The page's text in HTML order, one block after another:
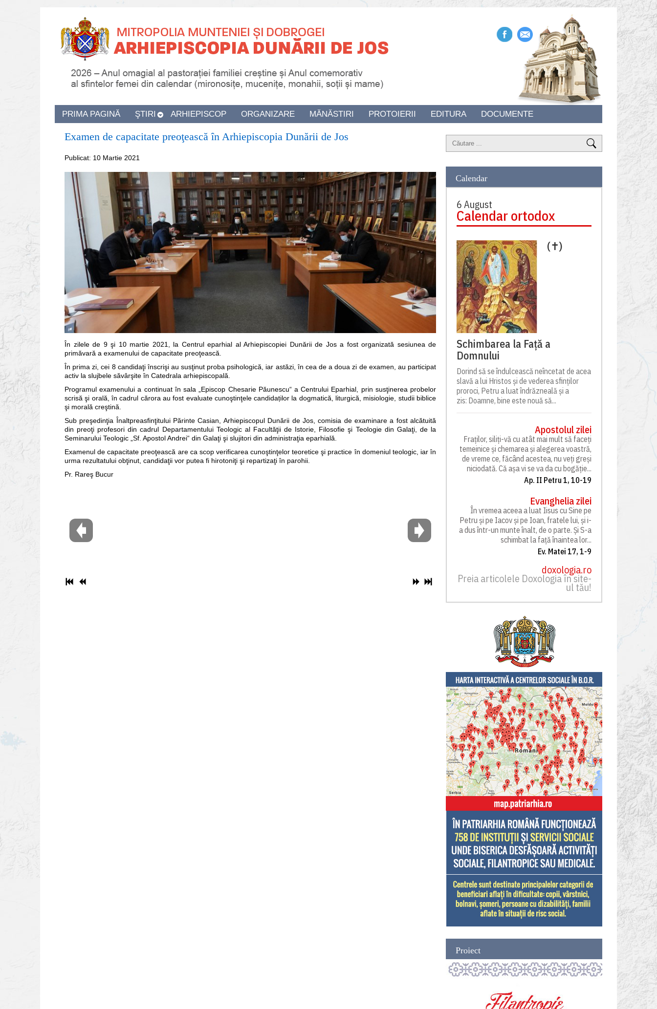
PRIMA PAGINĂ ŞTIRI ARHIEPISCOP ORGANIZARE MĂNĂSTIRI PROTOIERII EDITURA DOCUMENTE
Examen de capacitate preoţească în Arhiepiscopia Dunării de Jos
Publicat: 10 Martie 2021
În zilele de 9 şi 10 martie 2021, la Centrul eparhial al Arhiepiscopiei Dunării de Jos a fost organizată sesiunea de
primăvară a examenului de capacitate preoţească.
În prima zi, cei 8 candidaţi înscrişi au susţinut proba psihologică, iar astăzi, în cea de a doua zi de examen, au participat
activ la slujbele săvârşite în Catedrala arhiepiscopală.
Programul examenului a continuat în sala „Episcop Chesarie Păunescu“ a Centrului Eparhial, prin susţinerea probelor
scrisă şi orală, în cadrul cărora au fost evaluate cunoştinţele candidaților la dogmatică, liturgică, misiologie, studii biblice
şi morală creştină.
Sub preşedinţia Înaltpreasfinţitului Părinte Casian, Arhiepiscopul Dunării de Jos, comisia de examinare a fost alcătuită
din preoţi profesori din cadrul Departamentului Teologic al Facultăţii de Istorie, Filosofie şi Teologie din Galaţi, de la
Seminarului Teologic „Sf. Apostol Andrei“ din Galaţi şi slujitori din administraţia eparhială.
Examenul de capacitate preoţească are ca scop verificarea cunoştinţelor teoretice şi practice în domeniul teologic, iar în
urma rezultatului obţinut, candidaţii vor putea fi hirotoniţi şi repartizaţi în parohii.
Pr. Rareş Bucur
Calendar
6 August
Calendar ortodox
(✝)
Schimbarea la Față a
Domnului
Dorind să se îndulcească neîncetat de acea
slavă a lui Hristos și de vederea sfinților
proroci, Petru a luat îndrăzneală și a
zis: Doamne, bine este nouă să...
Apostolul zilei
Fraților, siliți-vă cu atât mai mult să faceți
temeinice și chemarea și alegerea voastră,
de vreme ce, făcând acestea, nu veți greși
niciodată. Că așa vi se va da cu bogăție...
Ap. II Petru 1, 10-19
Evanghelia zilei
În vremea aceea a luat Iisus cu Sine pe
Petru și pe Iacov și pe Ioan, fratele lui, și i-
a dus într-un munte înalt, de o parte. Și S-a
schimbat la față înaintea lor...
Ev. Matei 17, 1-9
doxologia.ro
Preia articolele Doxologia în site-
ul tău!
Proiect